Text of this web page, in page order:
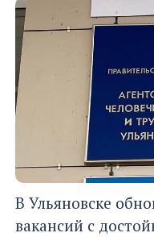
В Ульяновске
вакансий с